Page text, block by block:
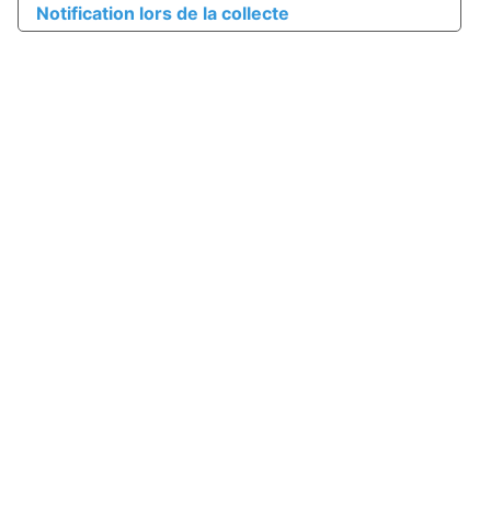
Notification lors de la collecte